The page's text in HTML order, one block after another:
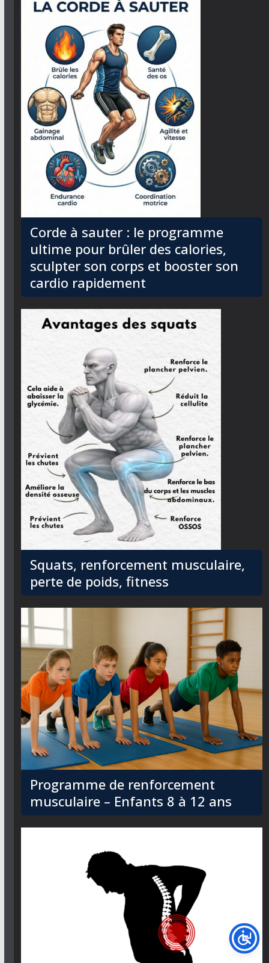
Corde à sauter : le programme
ultime pour brûler des calories,
sculpter son corps et booster son
cardio rapidement
Squats, renforcement musculaire,
perte de poids, fitness
Programme de renforcement
musculaire – Enfants 8 à 12 ans